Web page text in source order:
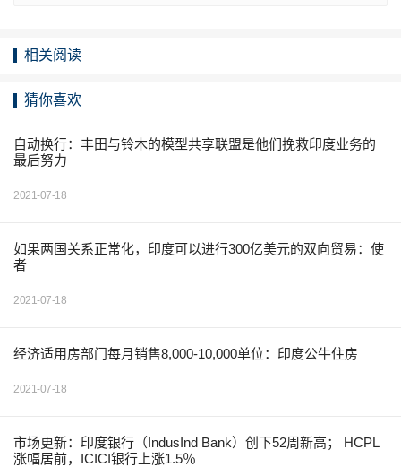
相关阅读
猜你喜欢
自动换行：丰田与铃木的模型共享联盟是他们挽救印度业务的
最后努力
2021-07-18
如果两国关系正常化，印度可以进行300亿美元的双向贸易：使
者
2021-07-18
经济适用房部门每月销售8,000-10,000单位：印度公牛住房
2021-07-18
市场更新：印度银行（IndusInd Bank）创下52周新高； HCPL
涨幅居前，ICICI银行上涨1.5％